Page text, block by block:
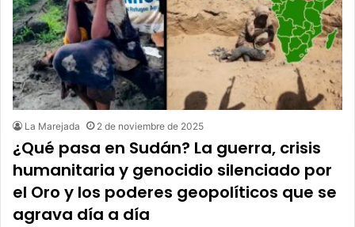
La Marejada 2 de noviembre de 2025
¿Qué pasa en Sudán? La guerra, crisis
humanitaria y genocidio silenciado por
el Oro y los poderes geopolíticos que se
agrava día a día